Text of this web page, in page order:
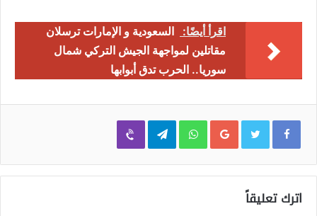
اقرأ أيضًا:
السعودية و الإمارات ترسلان
مقاتلين لمواجهة الجيش التركي شمال
سوريا.. الحرب تدق أبوابها
Google+
WhatsApp
Telegram
Viber
اترك تعليقاً